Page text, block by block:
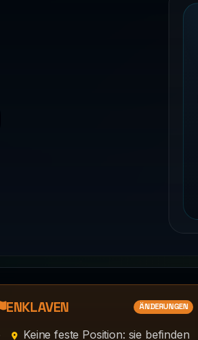
ENKLAVEN ÄNDERUNGEN
Keine feste Position: sie befinden